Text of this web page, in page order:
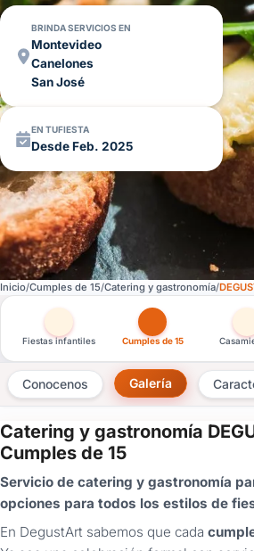
BRINDA SERVICIOS EN
Montevideo
Canelones
San José
EN TUFIESTA
Desde Feb. 2025
Inicio Cumples de 15 Catering y gastronomía
Otras versiones de esta ficha por
Fiestas infantiles Cumples de 15
Conocenos Galería
Catering y gastronomía
Cumples de 15
Servicio de catering y gastronomía
opciones para todos los estilos de
En DegustArt sabemos que cada
×
Consultar
tenés
cuenta?